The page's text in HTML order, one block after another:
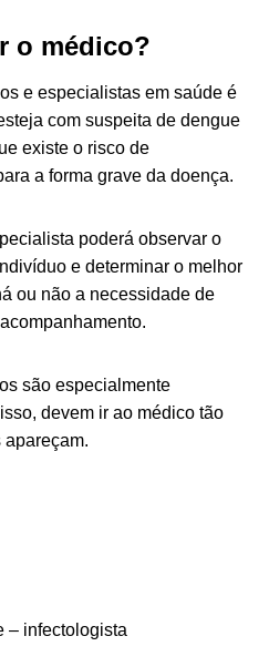
o médico?
e especialistas em saúde é
com suspeita de dengue
existe o risco de
a forma grave da doença.
poderá observar o
e determinar o melhor
ou não a necessidade de
são especialmente
devem ir ao médico tão
apareçam.
– infectologista